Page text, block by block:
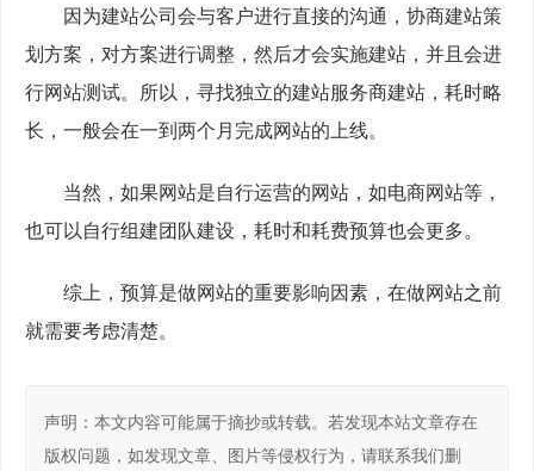
因为建站公司会与客户进行直接的沟通，协商建站策
划方案，对方案进行调整，然后才会实施建站，并且会进
行网站测试。所以，寻找独立的建站服务商建站，耗时略
长，一般会在一到两个月完成网站的上线。
当然，如果网站是自行运营的网站，如电商网站等，
也可以自行组建团队建设，耗时和耗费预算也会更多。
综上，预算是做网站的重要影响因素，在做网站之前
就需要考虑清楚。
声明：本文内容可能属于摘抄或转载。若发现本站文章存在
版权问题，如发现文章、图片等侵权行为，请联系我们删